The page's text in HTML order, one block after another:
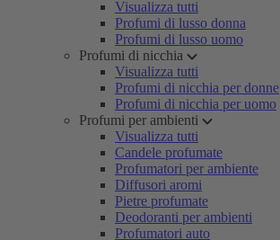
Visualizza tutti
Profumi di lusso donna
Profumi di lusso uomo
Profumi di nicchia
Visualizza tutti
Profumi di nicchia per donne
Profumi di nicchia per uomo
Profumi per ambienti
Visualizza tutti
Candele profumate
Profumatori per ambiente
Diffusori aromi
Pietre profumate
Deodoranti per ambienti
Profumatori auto